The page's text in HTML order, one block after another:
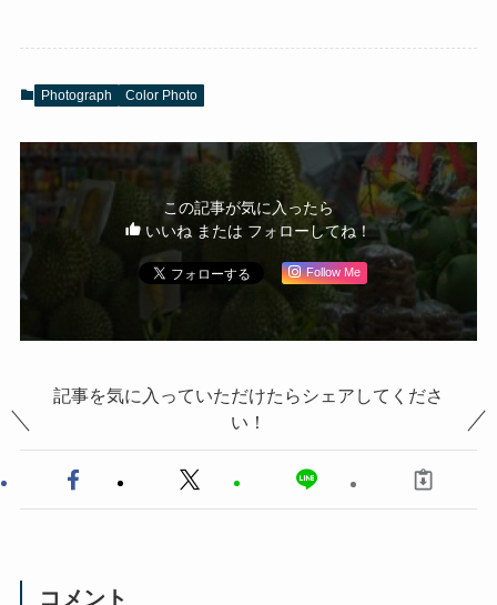
Photograph Color Photo
この記事が気に入ったら
いいね または フォローしてね！
Follow Me
記事を気に入っていただけたらシェアしてくださ
い！
コメント